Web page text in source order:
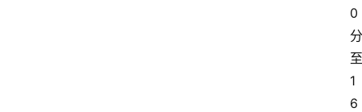
0
分
至
1
6